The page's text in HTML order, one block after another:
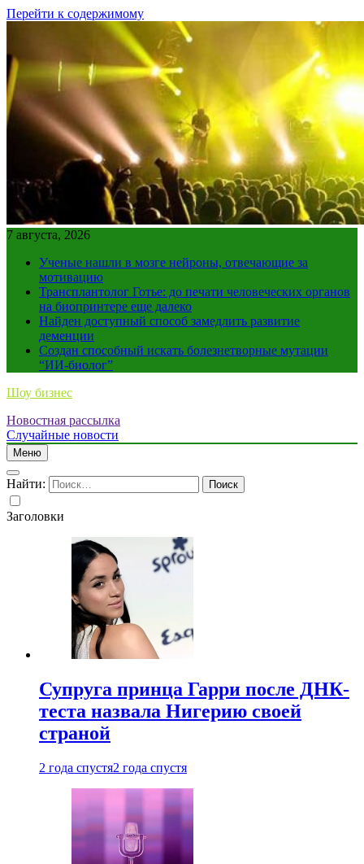
Перейти к содержимому
7 августа, 2026
Ученые нашли в мозге нейроны, отвечающие за
мотивацию
Трансплантолог Готье: до печати человеческих органов
на биопринтере еще далеко
Найден доступный способ замедлить развитие
деменции
Создан способный искать болезнетворные мутации
“ИИ-биолог”
Шоу бизнес
Новостная рассылка
Случайные новости
Меню
Найти:
Заголовки
Супруга принца Гарри после ДНК-
теста назвала Нигерию своей
страной
2 года спустя2 года спустя